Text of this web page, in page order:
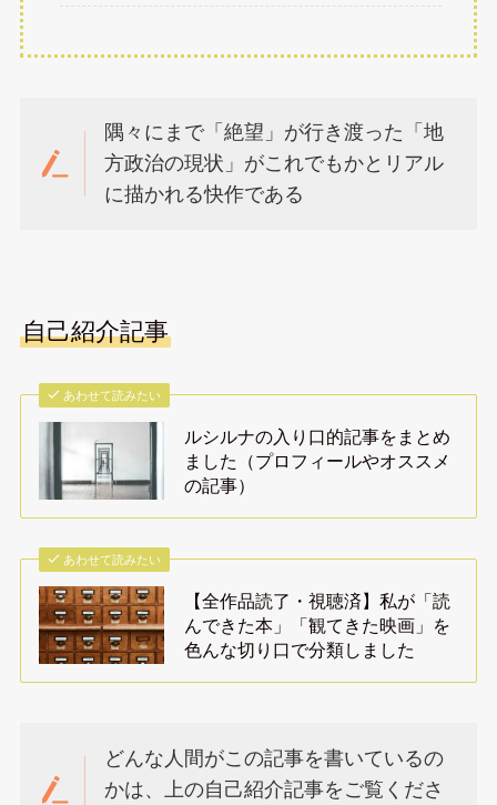
隅々にまで「絶望」が行き渡った「地
方政治の現状」がこれでもかとリアル
に描かれる快作である
自己紹介記事
あわせて読みたい
ルシルナの入り口的記事をまとめ
ました（プロフィールやオススメ
の記事）
あわせて読みたい
【全作品読了・視聴済】私が「読
んできた本」「観てきた映画」を
色んな切り口で分類しました
どんな人間がこの記事を書いているの
かは、上の自己紹介記事をご覧くださ